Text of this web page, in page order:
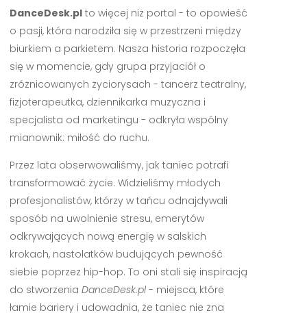
DanceDesk.plto więcej niż portal - to opowieść
o pasji, która narodziła się w przestrzeni między
biurkiem a parkietem. Nasza historia rozpoczęła
się w momencie, gdy grupa przyjaciół o
zróżnicowanych życiorysach - tancerz teatralny,
fizjoterapeutka, dziennikarka muzyczna i
specjalista od marketingu - odkryła wspólny
mianownik: miłość do ruchu.
Przez lata obserwowaliśmy, jak taniec potrafi
transformować życie. Widzieliśmy młodych
profesjonalistów, którzy w tańcu odnajdywali
sposób na uwolnienie stresu, emerytów
odkrywających nową energię w salskich
krokach, nastolatków budujących pewność
siebie poprzez hip-hop. To oni stali się inspiracją
do stworzenia DanceDesk.pl- miejsca, które
łamie bariery i udowadnia, że taniec nie zna